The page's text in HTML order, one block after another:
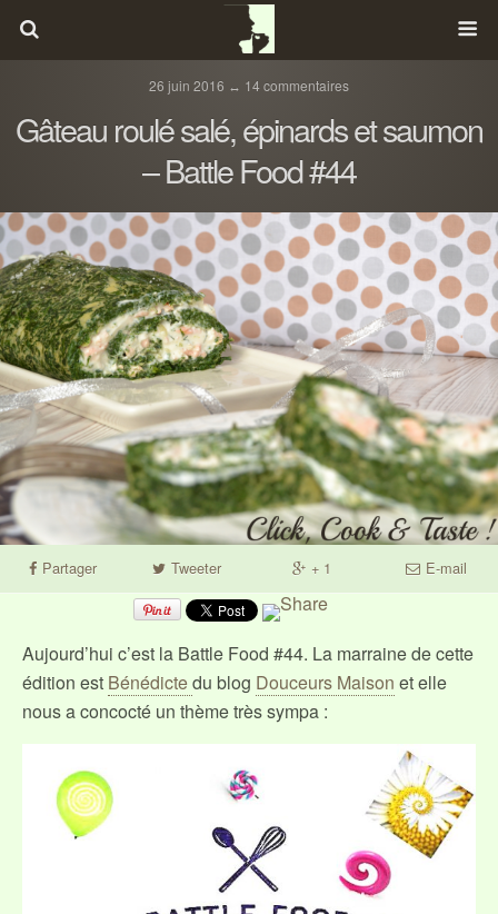
26 juin 2016 ↔ 14 commentaires
Gâteau roulé salé, épinards et saumon
– Battle Food #44
Partager Tweeter + 1 E-mail
Aujourd’hui c’est la Battle Food #44. La marraine de cette
édition est Bénédictedu blog Douceurs Maison et elle
nous a concocté un thème très sympa :